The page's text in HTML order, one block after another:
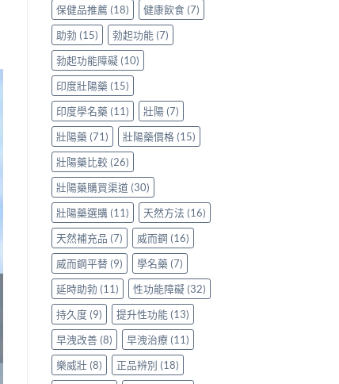
分
享
正
貨
渠
道
與
選
購
指
南〉
中
親
身
服
用
Levitra
的
真
實
分
享〉
中
保健品推薦 (18) 健康飲食 (7)
助勃 (15) 勃起功能 (7)
勃起功能障礙(10)
印度壯陽藥 (15)
印度學名藥 (11) 壯陽(7)
壯陽藥 (71) 壯陽藥價格(15)
壯陽藥比較 (26)
壯陽藥購買渠道 (30)
壯陽藥選購(11) 天然方法 (16)
天然補充品 (7) 威而鋼 (16)
威而鋼平替 (9) 學名藥 (7)
延時助勃 (11) 性功能障礙(32)
持久度 (9) 提升性功能 (13)
早洩改善 (8) 早洩治療(11)
樂威壯(8) 正品辨別 (18)